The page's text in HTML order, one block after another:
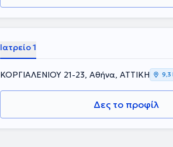
Ιατρείο 1
ΚΟΡΓΙΑΛΕΝΙΟΥ 21-23, Αθήνα, ΑΤΤΙΚΗ 9,3
Δες το προφίλ